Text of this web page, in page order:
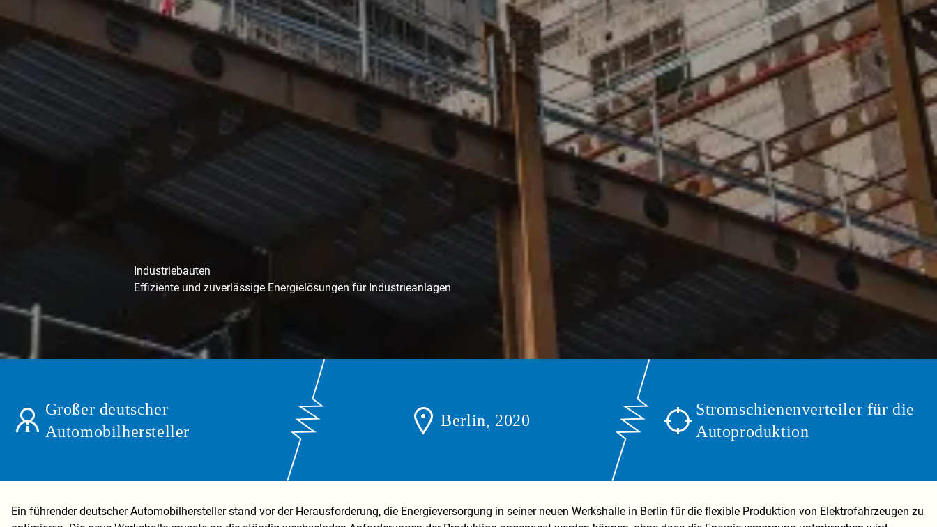
Industriebauten
Effiziente und zuverlässige Energielösungen für Industrieanlagen
Großer deutscher
Automobilhersteller
Berlin, 2020
Stromschienenverteiler für die
Autoproduktion
Ein führender deutscher Automobilhersteller stand vor der Herausforderung, die Energieversorgung in seiner neuen Werkshalle in Berlin für die flexible Produktion von Elektrofahrzeugen zu